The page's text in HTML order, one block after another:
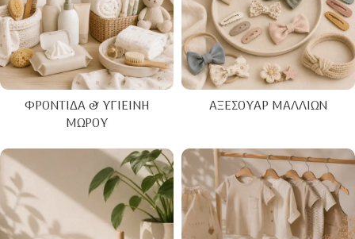
ΦΡΟΝΤΊΔΑ & ΥΓΙΕΙΝΉ
ΜΩΡΟΎ
ΑΞΕΣΟΥΆΡ ΜΑΛΛΙΏΝ